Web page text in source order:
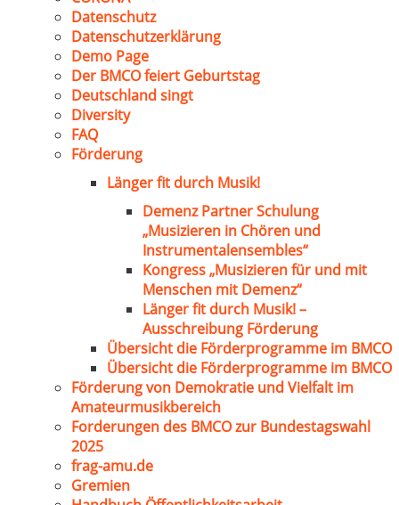
Datenschutz
Datenschutzerklärung
Demo Page
Der BMCO feiert Geburtstag
Deutschland singt
Diversity
FAQ
Förderung
Länger fit durch Musik!
Demenz Partner Schulung
„Musizieren in Chören und
Instrumentalensembles“
Kongress „Musizieren für und mit
Menschen mit Demenz“
Länger fit durch Musik! –
Ausschreibung Förderung
Übersicht die Förderprogramme im BMCO
Übersicht die Förderprogramme im BMCO
Förderung von Demokratie und Vielfalt im
Amateurmusikbereich
Forderungen des BMCO zur Bundestagswahl
2025
frag-amu.de
Gremien